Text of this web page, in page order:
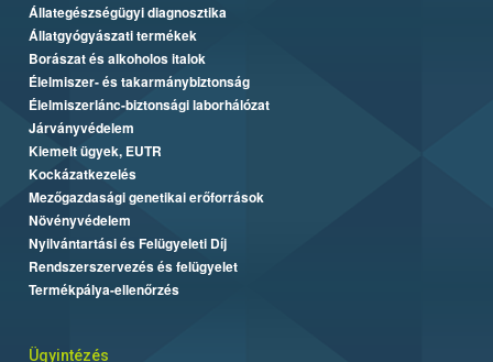
Állategészségügyi diagnosztika
Állatgyógyászati termékek
Borászat és alkoholos italok
Élelmiszer- és takarmánybiztonság
Élelmiszerlánc-biztonsági laborhálózat
Járványvédelem
Kiemelt ügyek, EUTR
Kockázatkezelés
Mezőgazdasági genetikai erőforrások
Növényvédelem
Nyilvántartási és Felügyeleti Díj
Rendszerszervezés és felügyelet
Termékpálya-ellenőrzés
Ügyintézés